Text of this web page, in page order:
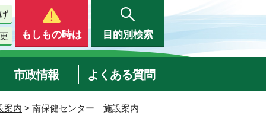
もしもの時は 目的別検索
市政情報 よくある質問
案内 > 南保健センター 施設案内